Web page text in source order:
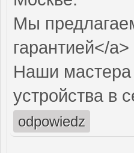
Мы
гарантией</a>
Наши мастера
устройства в
odpowiedz